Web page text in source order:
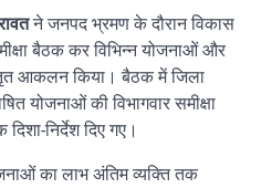
ने जनपद भ्रमण के दौरान विकास
बैठक कर विभिन्न योजनाओं और
आकलन किया। बैठक में जिला
योजनाओं की विभागवार समीक्षा
निर्देश दिए गए।
का लाभ अंतिम व्यक्ति तक